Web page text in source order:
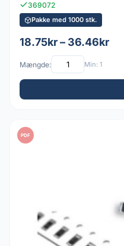
369072
Pakke med 1000 stk.
18.75kr – 36.46kr
Mængde: Min: 1
PDF